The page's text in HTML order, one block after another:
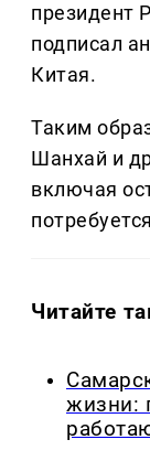
президент
подписал
Китая.
Таким
Шанхай и
включая
Читайте
жизни: